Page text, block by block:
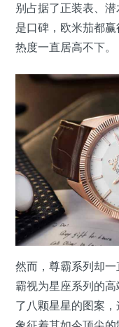
别占据了正装表、
是口碑，欧米茄都
热度一直居高不下。
然而，尊霸系列却
霸视为星座系列的
了八颗星星的图案